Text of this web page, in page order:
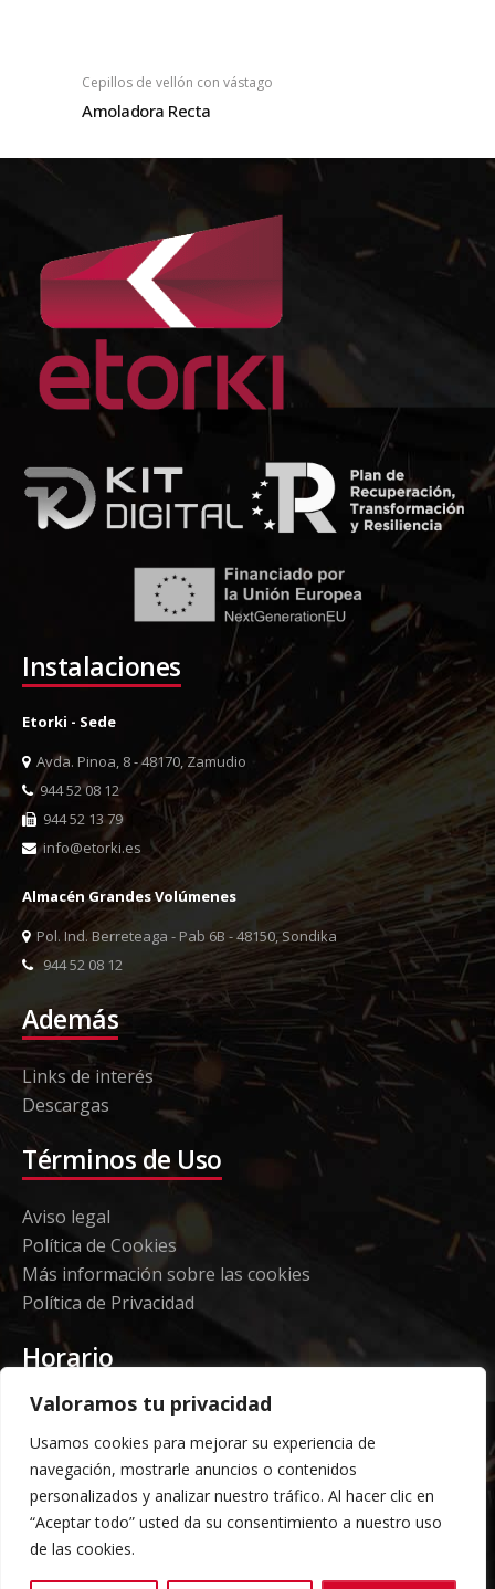
Valoramos tu privacidad
Usamos cookies para mejorar su experiencia de
navegación, mostrarle anuncios o contenidos
personalizados y analizar nuestro tráfico. Al hacer clic en
“Aceptar todo” usted da su consentimiento a nuestro uso
de las cookies.
Cepillos de vellón con vástago
Amoladora Recta
Instalaciones
Etorki - Sede
Avda. Pinoa, 8 - 48170, Zamudio
944 52 08 12
944 52 13 79
info@etorki.es
Almacén Grandes Volúmenes
Pol. Ind. Berreteaga - Pab 6B - 48150, Sondika
944 52 08 12
Además
Links de interés
Descargas
Términos de Uso
Aviso legal
Política de Cookies
Más información sobre las cookies
Política de Privacidad
Horario
Etorki - Sede
Lunes a jueves 08:00 a 16:00
Viernes: 08:00 a 14:00
Almacén Grandes Volúmenes